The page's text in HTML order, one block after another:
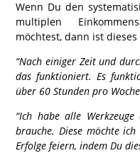
Wenn Du den
multiplen
möchtest, dann ist
“Nach einiger Zeit und
das funktioniert. Es
über 60 Stunden pro
“Ich habe alle
brauche. Diese möchte
Erfolge feiern, indem Du